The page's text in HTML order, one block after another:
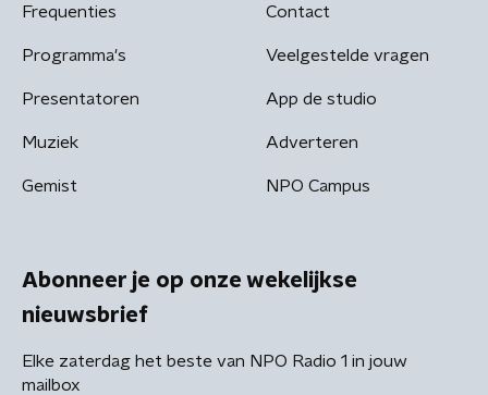
Frequenties
Programma's
Presentatoren
Muziek
Gemist
Contact
Veelgestelde vragen
App de studio
Adverteren
NPO Campus
Abonneer je op onze wekelijkse
nieuwsbrief
Elke zaterdag het beste van NPO Radio 1 in jouw
mailbox